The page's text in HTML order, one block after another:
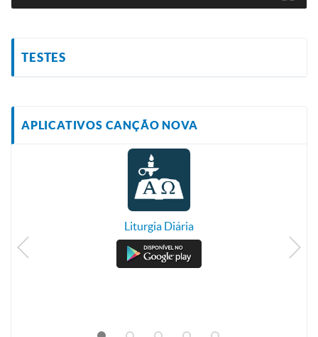
TESTES
APLICATIVOS CANÇÃO NOVA
Liturgia Diária